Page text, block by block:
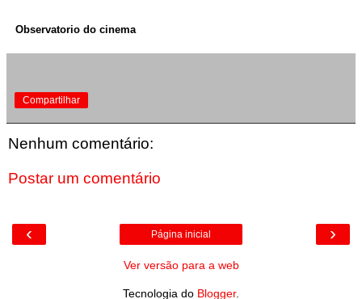
Observatorio do cinema
Compartilhar
Nenhum comentário:
Postar um comentário
‹ ›
Página inicial
Ver versão para a web
Tecnologia do Blogger.